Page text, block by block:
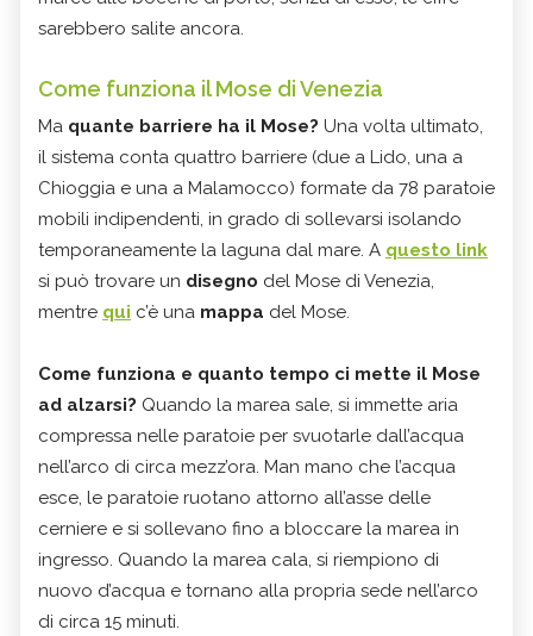
sarebbero salite ancora.
Come funziona il Mose di Venezia
Ma quante barriere ha il Mose? Una volta ultimato,
il sistema conta quattro barriere (due a Lido, una a
Chioggia e una a Malamocco) formate da 78 paratoie
mobili indipendenti, in grado di sollevarsi isolando
temporaneamente la laguna dal mare. A questo link
si può trovare un disegno del Mose di Venezia,
mentre qui c’è una mappa del Mose.
Come funziona e quanto tempo ci mette il Mose
ad alzarsi? Quando la marea sale, si immette aria
compressa nelle paratoie per svuotarle dall’acqua
nell’arco di circa mezz’ora. Man mano che l’acqua
esce, le paratoie ruotano attorno all’asse delle
cerniere e si sollevano fino a bloccare la marea in
ingresso. Quando la marea cala, si riempiono di
nuovo d’acqua e tornano alla propria sede nell’arco
di circa 15 minuti.